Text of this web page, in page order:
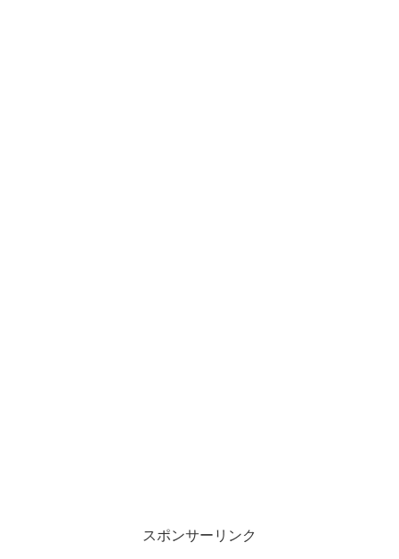
スポンサーリンク